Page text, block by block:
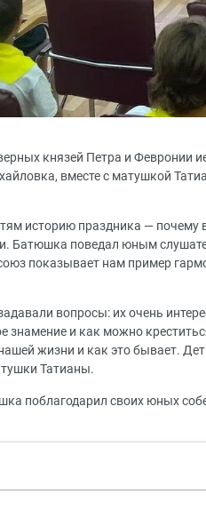
князей Петра и Февронии
вместе с матушкой
историю праздника —
Батюшка поведал юным
показывает нам пример
вопросы: их очень
знамение и как можно
жизни и как это бывает.
Татианы.
поблагодарил своих юных